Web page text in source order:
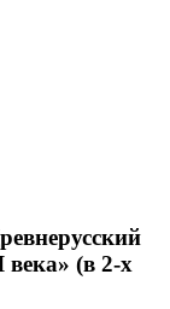
(в 2-х